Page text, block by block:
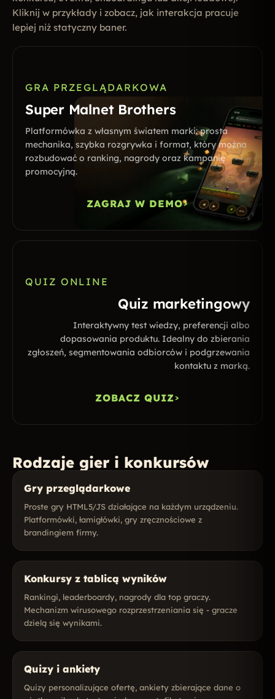
Kliknij w przykłady i zobacz, jak interakcja pracuje
lepiej niż statyczny baner.
GRA PRZEGLĄDARKOWA
Super Malnet Brothers
Platformówka z własnym światem marki: prosta
mechanika, szybka rozgrywka i format, który można
rozbudować o ranking, nagrody oraz kampanię
promocyjną.
ZAGRAJ W DEMO
QUIZ ONLINE
Quiz marketingowy
Interaktywny test wiedzy, preferencji albo
dopasowania produktu. Idealny do zbierania
zgłoszeń, segmentowania odbiorców i podgrzewania
kontaktu z marką.
ZOBACZ QUIZ
Rodzaje gier i konkursów
Gry przeglądarkowe
Proste gry HTML5/JS działające na każdym urządzeniu.
Platformówki, łamigłówki, gry zręcznościowe z
brandingiem firmy.
Konkursy z tablicą wyników
Rankingi, leaderboardy, nagrody dla top graczy.
Mechanizm wirusowego rozprzestrzeniania się - gracze
dzielą się wynikami.
Quizy i ankiety
Quizy personalizujące ofertę, ankiety zbierające dane o